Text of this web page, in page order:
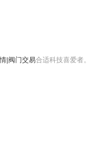
|阀门交易合适科技喜爱者。